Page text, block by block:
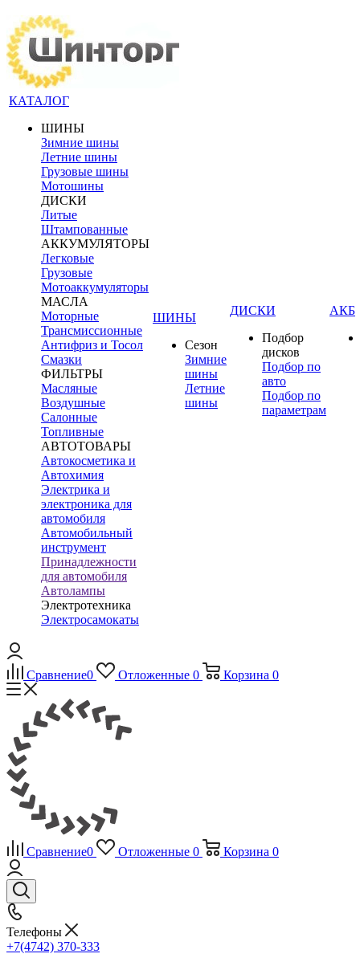
КАТАЛОГ
ШИНЫ
Зимние шины
Летние шины
Грузовые шины
Мотошины
ДИСКИ
Литые
Штампованные
АККУМУЛЯТОРЫ
Легковые
Грузовые
Мотоаккумуляторы
МАСЛА
Моторные
Трансмиссионные
Антифриз и Тосол
Смазки
ФИЛЬТРЫ
Масляные
Воздушные
Салонные
Топливные
АВТОТОВАРЫ
Автокосметика и
Автохимия
Электрика и
электроника для
автомобиля
Автомобильный
инструмент
Принадлежности
для автомобиля
Автолампы
Электротехника
Электросамокаты
ШИНЫ
Сезон
Зимние
шины
Летние
шины
ДИСКИ
Подбор
дисков
Подбор по
авто
Подбор по
параметрам
АКБ
Сравнение0 Отложенные 0 Корзина 0
Сравнение0 Отложенные 0 Корзина 0
Телефоны
+7(4742) 370-333